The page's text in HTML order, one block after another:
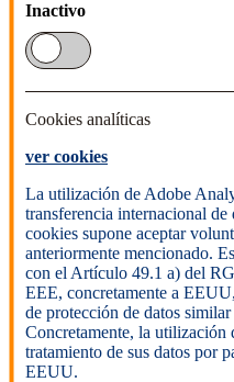
Inactivo
Cookies analíticas
ver cookies
La utilización de Adobe
transferencia internacional
cookies supone aceptar
anteriormente mencionado.
con el Artículo 49.1 a) del
EEE, concretamente a
de protección de datos
Concretamente, la
tratamiento de sus datos por
EEUU.